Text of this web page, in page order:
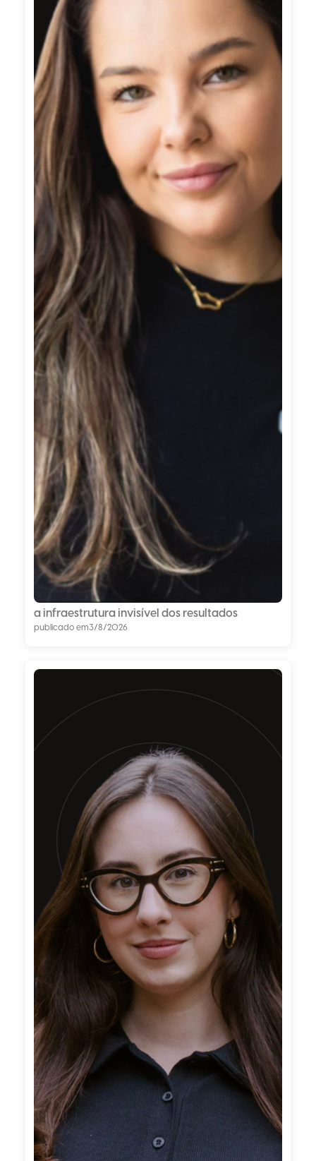
a infraestrutura invisível dos resultados
publicado em3/8/2026